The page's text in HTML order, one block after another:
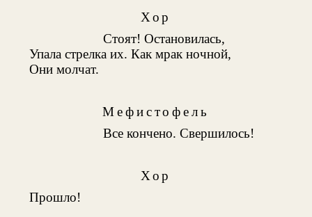
Хор
Стоят! Остановилась,
Упала стрелка их. Как мрак ночной,
Они молчат.
Мефистофель
Все кончено. Свершилось!
Хор
Прошло!